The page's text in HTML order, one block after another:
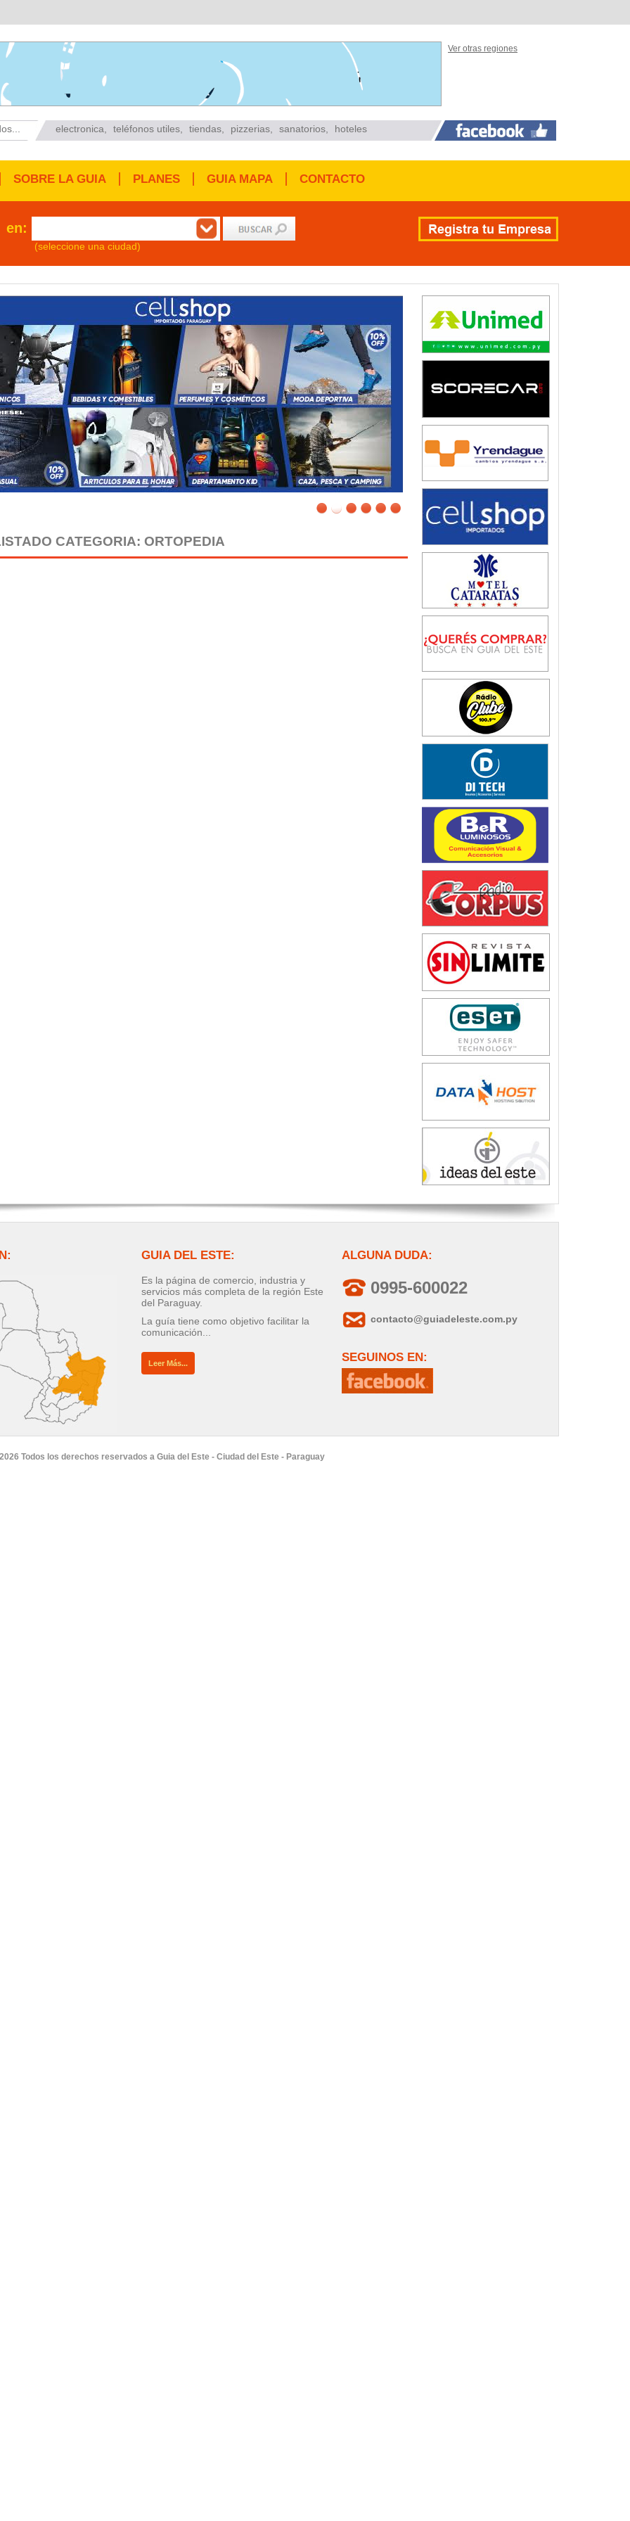
Ver otras regiones
electronica teléfonos utiles tiendas pizzerias sanatorios hoteles
SOBRE LA GUIA PLANES GUIA MAPA CONTACTO
en:
(seleccione una ciudad)
CATEGORIA: ORTOPEDIA
GUIA DEL ESTE:
Es la página de comercio, industria y
servicios más completa de la región Este
del Paraguay.
La guía tiene como objetivo facilitar la
comunicación...
Leer Más...
ALGUNA DUDA:
0995-600022
contacto@guiadeleste.com.py
SEGUINOS EN:
Todos los derechos reservados a Guia del Este - Ciudad del Este - Paraguay